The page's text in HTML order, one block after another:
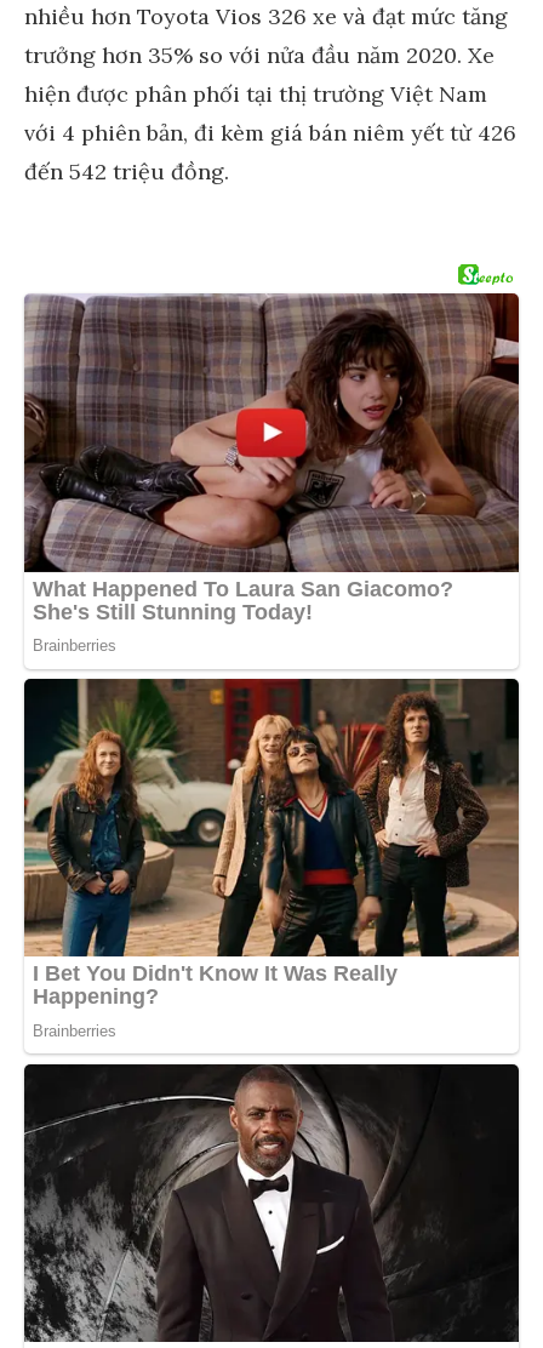
nhiều hơn Toyota Vios 326 xe và đạt mức tăng
trưởng hơn 35% so với nửa đầu năm 2020. Xe
hiện được phân phối tại thị trường Việt Nam
với 4 phiên bản, đi kèm giá bán niêm yết từ 426
đến 542 triệu đồng.